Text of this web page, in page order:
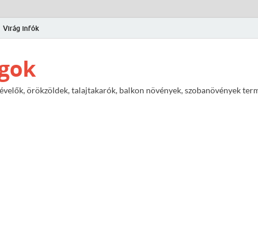
Virág infók
örökzöldek, talajtakarók, balkon növények, szobanövények